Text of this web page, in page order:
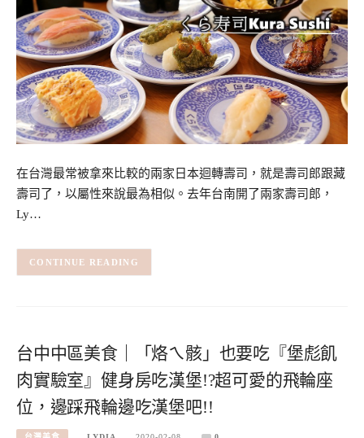
在台灣最常被拿來比較的兩家日本迴轉壽司，就是壽司郎跟藏
壽司了，以屬性來說最為相似。去年台南開了兩家壽司郎，
Ly…
CONTINUE READING
台中中區美食｜「烙ㄟ骸」也要吃『堡彪飢
肉實驗室』健身房吃漢堡!?超可愛的飛輪座
位，邊踩飛輪邊吃漢堡吧!!